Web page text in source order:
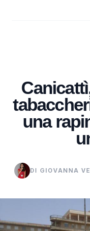
una
DI GIOVANNA